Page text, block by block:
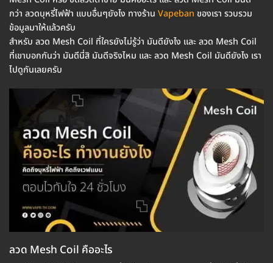
กว่า ลวดบุหรี่ไฟฟ้า แบบอื่นๆยังไง ทางร้าน Vapeban ของเรา รวบรวม
ข้อมูลมาให้แล้วครับ
สำหรับ ลวด Mesh Coil ที่ใครยังไม่รู้ว่า มันดียังไง และ ลวด Mesh Coil
ที่เขาบอกกันว่า มันดีนี่สิ มันดีจริงไหม และ ลวด Mesh Coil มันดียังไง เรา
ไปดูกันเลยครับ
ลวด Mesh Coil คืออะไร